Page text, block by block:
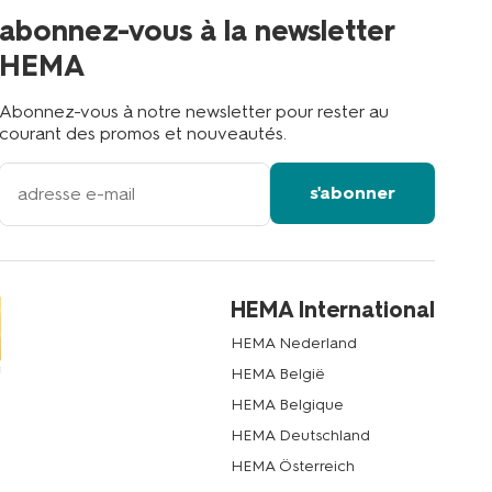
?
abonnez-vous à la newsletter
HEMA
Abonnez-vous à notre newsletter pour rester au
courant des promos et nouveautés.
votre
adresse
s'abonner
HEMA International
HEMA Nederland
HEMA België
HEMA Belgique
HEMA Deutschland
HEMA Österreich